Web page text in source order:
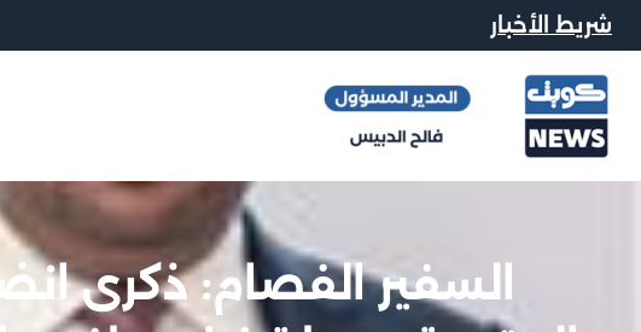
شريط الأخبار
السفير الفصام: ذكرى